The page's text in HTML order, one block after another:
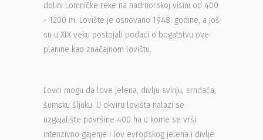
dolini Lomničke reke na nadmorskoj visini od 400
- 1200 m. Lovište je osnovano 1948. godine, a još
su u XIX veku postojali podaci o bogatstvu ove
planine kao značajnom lovištu.
Lovci mogu da love jelena, divlju svinju, srndaća,
šumsku šljuku. U okviru lovišta nalazi se
uzgajalište površine 400 ha u kome se vrši
intenzivno gajenje i lov evropskog jelena i divlje